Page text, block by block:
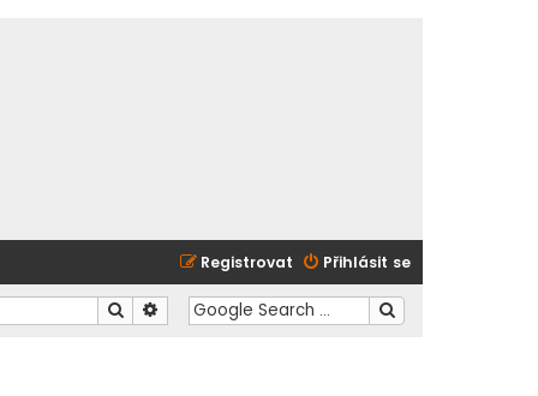
Přihlásit se
Registrovat
Hledat Pokročilé hledání